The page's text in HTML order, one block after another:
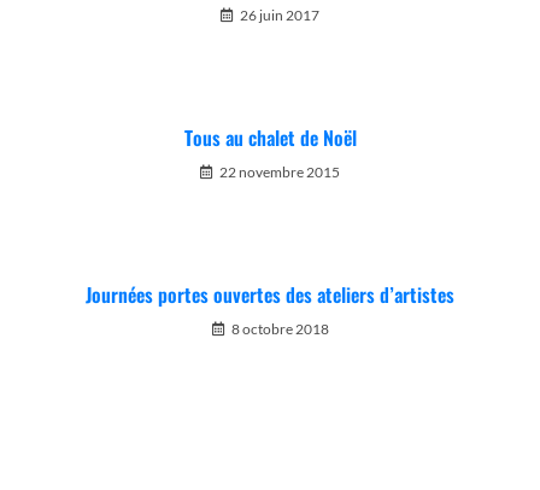
26 juin 2017
Tous au chalet de Noël
22 novembre 2015
Journées portes ouvertes des ateliers d’artistes
8 octobre 2018